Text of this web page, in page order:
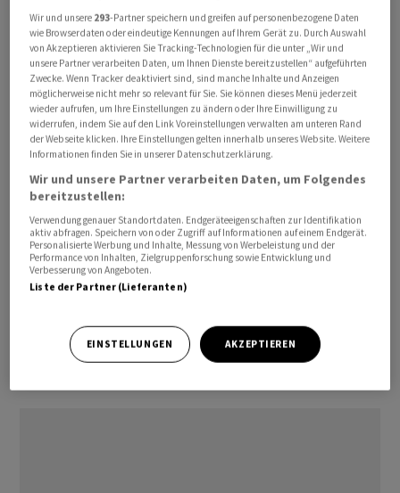
Mitarbeiter.
Zum Verkauf von 25 Leopard-1-Panzern an Deutschland
ging gemäss BJ ein Ersuchen der Staatsanwaltschaft
Verden und ein ergänzendes Ersuchen ein. Darin geht es
um den Vorwurf der ungetreuen Geschäftsbesorgung,
der Bestechlichkeit und der Bestechung im
geschäftlichen Verkehr.
Gemäss Recherchen von Radio SRF führt die
Staatsanwaltschaft Verden im norddeutschen
Bundesland Niedersachsen ein Ermittlungsverfahren
gegen fünf deutsche Staatsangehörige wegen des
Bestechlichkeit im geschäftlichen Verkehr. Gegenstand
seien Unregelmässigkeiten im Zusammenhang mit dem
Wir und unsere 293-Partner speichern und greifen auf personenbezogene Daten
wie Browserdaten oder eindeutige Kennungen auf Ihrem Gerät zu. Durch Auswahl
von Akzeptieren aktivieren Sie Tracking-Technologien für die unter „Wir und
unsere Partner verarbeiten Daten, um Ihnen Dienste bereitzustellen“ aufgeführten
Zwecke. Wenn Tracker deaktiviert sind, sind manche Inhalte und Anzeigen
möglicherweise nicht mehr so relevant für Sie. Sie können dieses Menü jederzeit
wieder aufrufen, um Ihre Einstellungen zu ändern oder Ihre Einwilligung zu
widerrufen, indem Sie auf den Link Voreinstellungen verwalten am unteren Rand
der Webseite klicken. Ihre Einstellungen gelten innerhalb unseres Website. Weitere
Informationen finden Sie in unserer Datenschutzerklärung.
Wir und unsere Partner verarbeiten Daten, um Folgendes
bereitzustellen:
Verwendung genauer Standortdaten. Endgeräteeigenschaften zur Identifikation
aktiv abfragen. Speichern von oder Zugriff auf Informationen auf einem Endgerät.
Personalisierte Werbung und Inhalte, Messung von Werbeleistung und der
Performance von Inhalten, Zielgruppenforschung sowie Entwicklung und
Verbesserung von Angeboten.
Liste der Partner (Lieferanten)
EINSTELLUNGEN AKZEPTIEREN